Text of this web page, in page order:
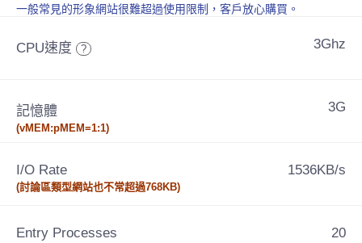
一般常見的形象網站很難超過使用限制，客戶放心購買。
CPU速度 ? 3Ghz
記憶體
(vMEM:pMEM=1:1)
3G
I/O Rate
(討論區類型網站也不常超過768KB)
1536KB/s
Entry Processes 20